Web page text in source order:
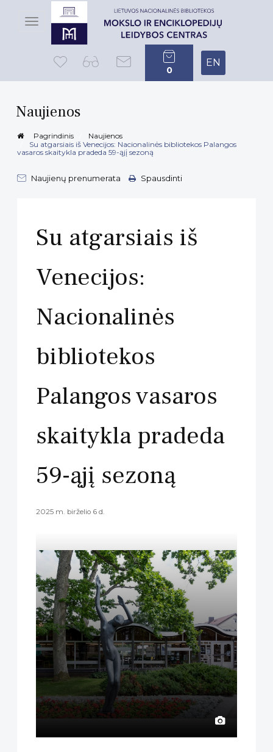
Toggle
navigation
0
EN
Naujienos
Pagrindinis
Naujienos
Su atgarsiais iš Venecijos: Nacionalinės bibliotekos Palangos
vasaros skaitykla pradeda 59-ąjį sezoną
Naujienų prenumerata Spausdinti
Su atgarsiais iš
Venecijos:
Nacionalinės
bibliotekos
Palangos vasaros
skaitykla pradeda
59-ąjį sezoną
2025 m. birželio 6 d.